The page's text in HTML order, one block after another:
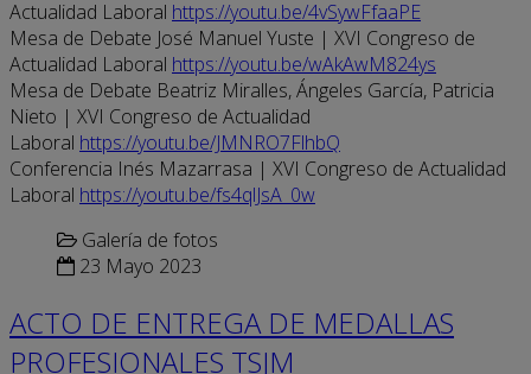
Actualidad Laboral https://youtu.be/4vSywFfaaPE
Mesa de Debate José Manuel Yuste | XVI Congreso de
Actualidad Laboral https://youtu.be/wAkAwM824ys
Mesa de Debate Beatriz Miralles, Ángeles García, Patricia
Nieto | XVI Congreso de Actualidad
Laboral https://youtu.be/JMNRO7FlhbQ
Conferencia Inés Mazarrasa | XVI Congreso de Actualidad
Laboral https://youtu.be/fs4qlJsA_0w
Galería de fotos
23 Mayo 2023
ACTO DE ENTREGA DE MEDALLAS
PROFESIONALES TSJM